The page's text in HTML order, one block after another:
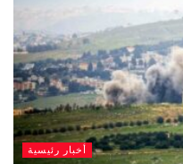
أخبار رئيسية